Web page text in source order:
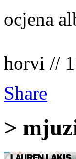
ocjena
horvi //
Share
>